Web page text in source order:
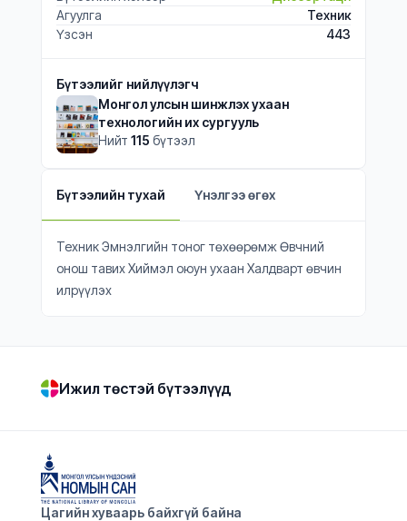
Агуулга
Техник
Үзсэн
443
Бүтээлийг нийлүүлэгч
Монгол улсын шинжлэх ухаан
технологийн их сургууль
Нийт 115 бүтээл
Бүтээлийн тухай Үнэлгээ өгөх
Техник Эмнэлгийн тоног төхөөрөмж Өвчний
онош тавих Хиймэл оюун ухаан Халдварт өвчин
илрүүлэх
Ижил төстэй бүтээлүүд
Цагийн хуваарь байхгүй байна